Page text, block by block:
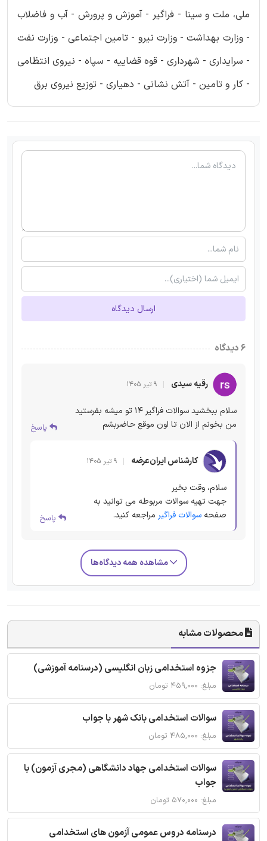
ملی، ملت و سینا - فراگیر - آموزش و پرورش - آب و فاضلاب
- وزارت بهداشت - وزارت نیرو - تامین اجتماعی - وزارت نفت
- سرایداری - شهرداری - قوه قضاییه - سپاه - نیروی انتظامی
- کار و تامین - آتش نشانی - دهیاری - توزیع نیروی برق
ارسال دیدگاه
۶ دیدگاه
رقیه سیدی ۹ تیر ۱۴۰۵
سلام ببخشید سوالات فراگیر ۱۴ تو میشه بفرستید
من بخونم از الان تا اون موقع حاضربشم
پاسخ
کارشناس ایران‌عرضه ۹ تیر ۱۴۰۵
سلام، وقت بخیر
جهت تهیه سوالات مربوطه می توانید به
صفحه سوالات فراگیر مراجعه کنید. پاسخ
مشاهده همه دیدگاه‌ها
محصولات مشابه
جزوه استخدامی زبان انگلیسی (درسنامه آموزشی)
مبلغ: ۴۵۹,۰۰۰ تومان
سوالات استخدامی بانک شهر با جواب
مبلغ: ۴۸۵,۰۰۰ تومان
سوالات استخدامی جهاد دانشگاهی (مجری آزمون) با
جواب
مبلغ: ۵۷۰,۰۰۰ تومان
درسنامه دروس عمومی آزمون های استخدامی